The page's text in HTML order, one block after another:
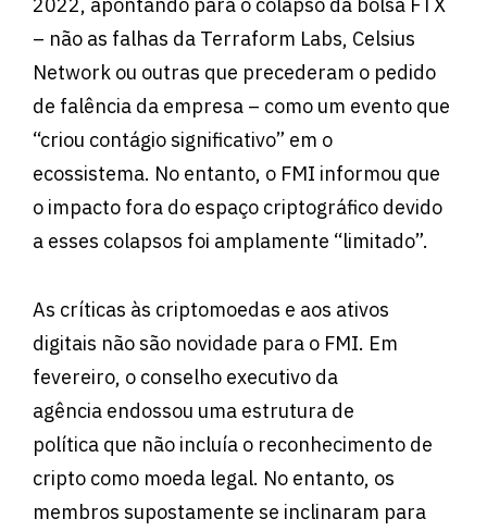
2022, apontando para o colapso da bolsa FTX
– não as falhas da Terraform Labs, Celsius
Network ou outras que precederam o pedido
de falência da empresa – como um evento que
“criou contágio significativo” em o
ecossistema. No entanto, o FMI informou que
o impacto fora do espaço criptográfico devido
a esses colapsos foi amplamente “limitado”.
As críticas às criptomoedas e aos ativos
digitais não são novidade para o FMI. Em
fevereiro, o conselho executivo da
agência endossou uma estrutura de
política que não incluía o reconhecimento de
cripto como moeda legal. No entanto, os
membros supostamente se inclinaram para